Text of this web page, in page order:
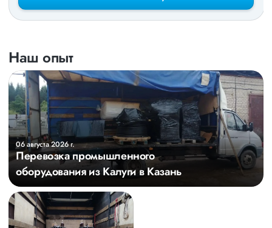
Наш опыт
06 августа 2026 г.
Перевозка промышленного
оборудования из Калуги в Казань